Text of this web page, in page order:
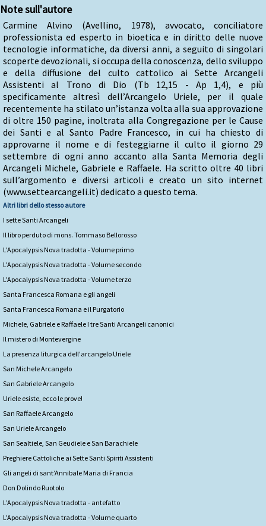
Note sull'autore
Carmine Alvino (Avellino, 1978), avvocato, conciliatore
professionista ed esperto in bioetica e in diritto delle nuove
tecnologie informatiche, da diversi anni, a seguito di singolari
scoperte devozionali, si occupa della conoscenza, dello sviluppo
e della diffusione del culto cattolico ai Sette Arcangeli
Assistenti al Trono di Dio (Tb 12,15 - Ap 1,4), e più
specificamente altresì dell’Arcangelo Uriele, per il quale
recentemente ha stilato un’istanza volta alla sua approvazione
di oltre 150 pagine, inoltrata alla Congregazione per le Cause
dei Santi e al Santo Padre Francesco, in cui ha chiesto di
approvarne il nome e di festeggiarne il culto il giorno 29
settembre di ogni anno accanto alla Santa Memoria degli
Arcangeli Michele, Gabriele e Raffaele. Ha scritto oltre 40 libri
sull’argomento e diversi articoli e creato un sito internet
(www.settearcangeli.it) dedicato a questo tema.
Altri libri dello stesso autore
I sette Santi Arcangeli
Il libro perduto di mons. Tommaso Bellorosso
L'Apocalypsis Nova tradotta - Volume primo
L'Apocalypsis Nova tradotta - Volume secondo
L'Apocalypsis Nova tradotta - Volume terzo
Santa Francesca Romana e gli angeli
Santa Francesca Romana e il Purgatorio
Michele, Gabriele e Raffaele I tre Santi Arcangeli canonici
Il mistero di Montevergine
La presenza liturgica dell'arcangelo Uriele
San Michele Arcangelo
San Gabriele Arcangelo
Uriele esiste, ecco le prove!
San Raffaele Arcangelo
San Uriele Arcangelo
San Sealtiele, San Geudiele e San Barachiele
Preghiere Cattoliche ai Sette Santi Spiriti Assistenti
Gli angeli di sant’Annibale Maria di Francia
Don Dolindo Ruotolo
L’Apocalypsis Nova tradotta - antefatto
L'Apocalypsis Nova tradotta - Volume quarto